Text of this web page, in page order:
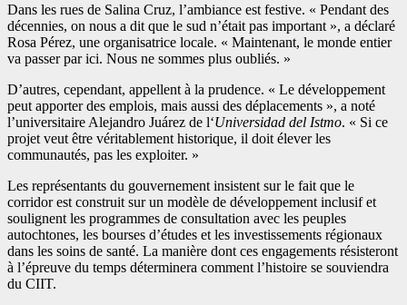
Dans les rues de Salina Cruz, l’ambiance est festive. « Pendant des
décennies, on nous a dit que le sud n’était pas important », a déclaré
Rosa Pérez, une organisatrice locale. « Maintenant, le monde entier
va passer par ici. Nous ne sommes plus oubliés. »
D’autres, cependant, appellent à la prudence. « Le développement
peut apporter des emplois, mais aussi des déplacements », a noté
l’universitaire Alejandro Juárez de l‘Universidad del Istmo. « Si ce
projet veut être véritablement historique, il doit élever les
communautés, pas les exploiter. »
Les représentants du gouvernement insistent sur le fait que le
corridor est construit sur un modèle de développement inclusif et
soulignent les programmes de consultation avec les peuples
autochtones, les bourses d’études et les investissements régionaux
dans les soins de santé. La manière dont ces engagements résisteront
à l’épreuve du temps déterminera comment l’histoire se souviendra
du CIIT.